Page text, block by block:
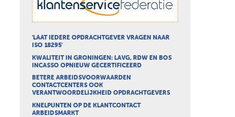
'LAAT IEDERE OPDRACHTGEVER VRAGEN NAAR
ISO 18295'
KWALITEIT IN GRONINGEN: LAVG, RDW EN BOS
INCASSO OPNIEUW GECERTIFICEERD
BETERE ARBEIDSVOORWAARDEN
CONTACTCENTERS OOK
VERANTWOORDELIJKHEID OPDRACHTGEVERS
KNELPUNTEN OP DE KLANTCONTACT
ARBEIDSMARKT